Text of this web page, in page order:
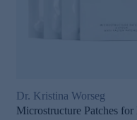
Dr. Kristina Worseg
Microstructure Patches for